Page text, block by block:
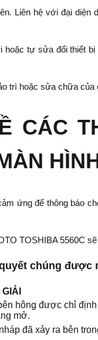
Liên hệ với đại
tự sửa đổi thiết
trì hoặc sửa chữa của
CÁC
ứng để thông báo
TOSHIBA 5560C
chúng
hông được chỉ
mở.
đã xảy ra bên